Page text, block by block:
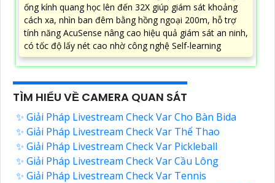
ống kính quang học lên đến 32X giúp giám sát khoảng
cách xa, nhìn ban đêm bằng hồng ngoại 200m, hỗ trợ
tính năng AcuSense nâng cao hiệu quả giám sát an ninh,
có tốc độ lấy nét cao nhờ công nghệ Self-learning
TÌM HIỂU VỀ CAMERA QUAN SÁT
✨ Giải Pháp Livestream Check Var Cho Bàn Bida
✨ Giải Pháp Livestream Check Var Thể Thao
✨ Giải Pháp Livestream Check Var Pickleball
✨ Giải Pháp Livestream Check Var Cầu Lông
✨ Giải Pháp Livestream Check Var Tennis